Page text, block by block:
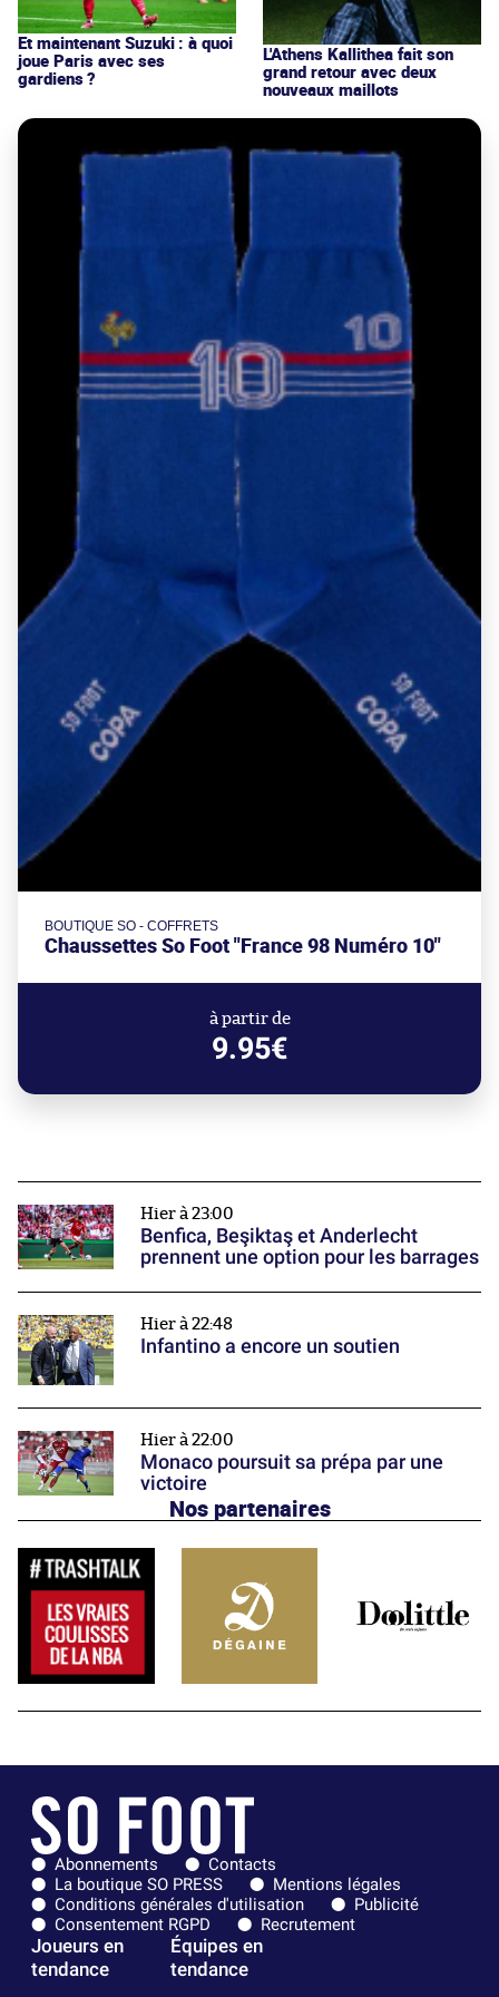
Et maintenant Suzuki : à quoi
joue Paris avec ses
gardiens ?
L'Athens Kallithea fait son
grand retour avec deux
nouveaux maillots
BOUTIQUE SO - COFFRETS
Chaussettes So Foot "France 98 Numéro 10"
à partir de
9.95€
Hier à 23:00
Benfica, Beşiktaş et Anderlecht
prennent une option pour les barrages
Hier à 22:48
Infantino a encore un soutien
Hier à 22:00
Monaco poursuit sa prépa par une
victoire
Nos partenaires
Abonnements
Contacts
La boutique SO PRESS
Mentions légales
Conditions générales d'utilisation
Publicité
Consentement RGPD
Recrutement
Joueurs en
tendance
Équipes en
tendance